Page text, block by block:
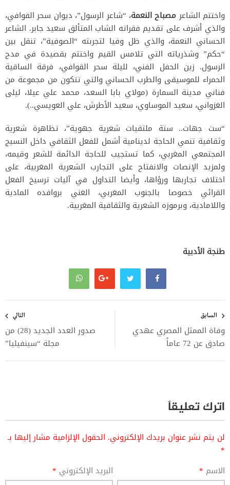
واختتم الشاعر مصباح النعمة، “شاعر الرسول”، ديوان سحر القوافي،
والذي أشرف على تقديم فقراته الشاب المتألق سعيد جابر. الشاعر
الحساني النعمة، والذي ظل وفيا لتجربته “الصوفية”، تنقل بين
“حكم” وشذرياته التي تلامس القيم واختتم بقصيدة في مدح
الرسول. زين الحفل الفني، لليلة سحر القوافي، فرقة الساقية
الحمراء للموسيقى والطرب الحساني والتي تتكون من مجموعة من
فناني مدينة السمارة (مولاي بابا السعد، محمد علي عيلا، ليلى
الغزواني، سعيد الموساوي، سعيد الأطرش، علي العويسي..).
“ست جهات.. ستة ملتقيات شعرية جهوية”، تظاهرة شعرية
وثقافية تنمي الحاجة لدينامية أشمل للفعل الثقافي داخل النسيج
المجتمعي المغربي، كما تستجيب للحاجة الدائمة للشعر وقيمه،
ولمزيد الإنصات والانفتاح على التجارب الشعرية المغربية، على
اختلاف تجاربها ورؤاها، وأيضا التداول في آليات ترسيخ الفعل
القرائي خصوصا بالجنوب المغربي، الغني بروافده المادية
واللامادية، وبرموزه الشعرية والثقافية المغربية.
طنجة الأدبية
المقالات
السابق
وفاة الممثل المصري عهدي
صادق عن 72 عاماً
التالي
صدور العدد الجديد (28) من
مجلة “سينفيليا”
اترك تعليقاً
لن يتم نشر عنوان بريدك الإلكتروني. الحقول الإلزامية مشار إليها بـ
*
الاسم * البريد الإلكتروني *